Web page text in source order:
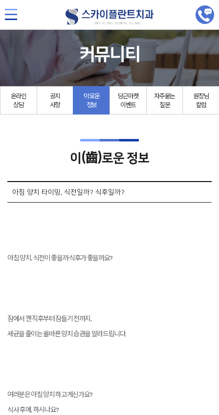
커뮤니티
온라인
상담
공지
사항
‘이’로운
정보
당근마켓
이벤트
자주묻는
질문
원장님
칼럼
이 (齒)로운 정보
아침 양치 타이밍, 식전일까? 식후일까?
아침 양치, 식전이 좋을까 식후가 좋을까요?
잠에서 깬 직후부터 잠들기 전까지,
세균을 줄이는 올바른 양치 습관을 알려드립니다.
여러분은 아침 양치 하고계신가요?
식사 후에, 하시나요?